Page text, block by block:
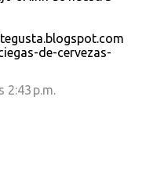
de-cervezas-
2:43 p.m.